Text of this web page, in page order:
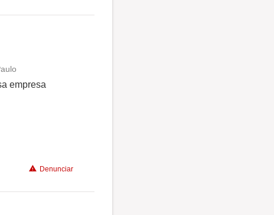
empresa
Denunciar